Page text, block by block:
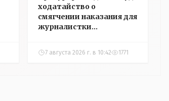
ходатайство о
смягчении наказания для
журналистки
7 августа 2026 г. в 10:42 1771